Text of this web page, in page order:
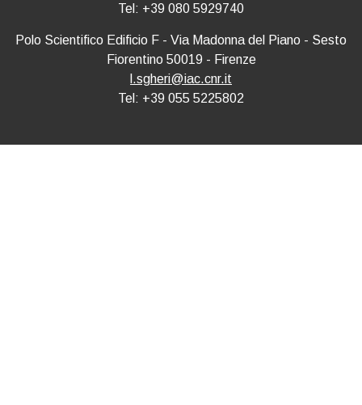
Tel: +39 080 5929740
Polo Scientifico Edificio F - Via Madonna del Piano - Sesto
Fiorentino 50019 - Firenze
l.sgheri@iac.cnr.it
Tel: +39 055 5225802